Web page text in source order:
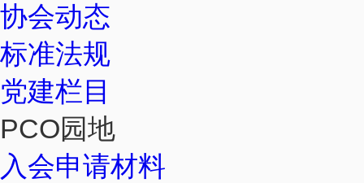
协会动态
标准法规
党建栏目
PCO园地
入会申请材料